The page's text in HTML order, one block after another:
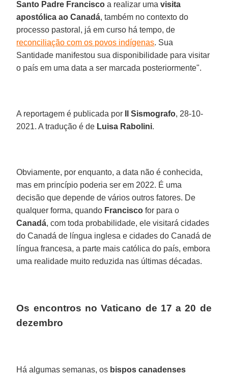
Santo Padre Francisco a realizar umavisita
apostólica ao Canadá, também no contexto do
processo pastoral, já em curso há tempo, de
reconciliação com os povos indígenas. Sua
Santidade manifestou sua disponibilidade para visitar
o país em uma data a ser marcada posteriormente".
A reportagem é publicada por Il Sismografo, 28-10-
2021. A tradução é de Luisa Rabolini.
Obviamente, por enquanto, a data não é conhecida,
mas em princípio poderia ser em 2022. É uma
decisão que depende de vários outros fatores. De
qualquer forma, quando Francisco for para o
Canadá, com toda probabilidade, ele visitará cidades
do Canadá de língua inglesa e cidades do Canadá de
língua francesa, a parte mais católica do país, embora
uma realidade muito reduzida nas últimas décadas.
Os encontros no Vaticano de 17 a 20 de
dezembro
Há algumas semanas, os bispos canadenses